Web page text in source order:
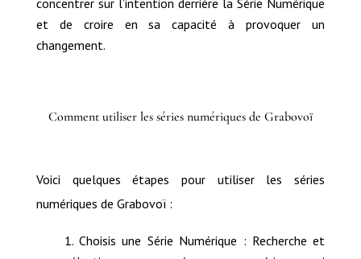
et de croire en sa capacité à provoquer un
changement.
Comment utiliser les séries numériques de Grabovoï
Voici quelques étapes pour utiliser les séries
numériques de Grabovoï :
Choisis une Série Numérique : Recherche et